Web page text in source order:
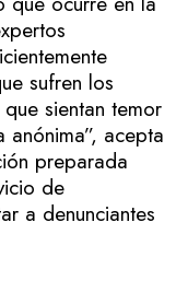
sufren los
sientan temor
acepta
preparada
de
a denunciantes